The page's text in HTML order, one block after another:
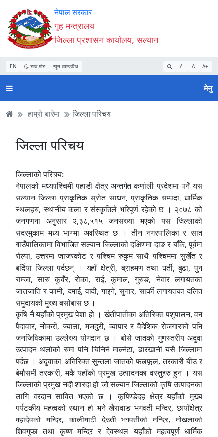
Accessibility
Mode
सुरु
गर्नुहोस्
सामाग्री
पढ्नुहाेस्
नेभिगेसन
पढ्नुहाेस्
वेबसाइट
खोजमा
जानुहोस्
नेपाल सरकार
गृह मन्त्रालय
जिल्ला प्रशासन कार्यालय, सल्यान
EN डार्क मोड न्यून व्यान्डविथ A- A A+
मेनु
हाम्राे बारेमा जिल्ला परिचय
जिल्ला परिचय
जिल्लाको परिचय:
नेपालको मध्यपश्चिमी पहाडी क्षेत्र अन्तर्गत कर्णाली प्रदेशमा पर्ने यस
सल्यान जिल्ला प्राकृतिक स्रोत साधन, प्राकृतिक सम्पदा, धार्मिक
स्थलहरु, स्थानीय कला र संस्कृतिले भरिपूर्ण रहेको छ । २०७८ को
जनगणना अनुसार २,३८,५१५ जनसंख्या भएको यस जिल्लाको
सदरमुकाम मध्य भागमा अवस्थित छ । तीन नगरपालिका र सात
गाउँपालिकामा विभाजित सल्यान जिल्लाको दक्षिणमा दाङ र बाँके, पूर्वमा
रोल्पा, उत्तरमा जाजरकोट र पश्चिम रुकुम साथै पश्चिममा सुर्खेत र
बर्दिया जिल्ला पर्दछन् । यहाँ क्षेत्री, ब्राहमण तथा घर्ती, बुढा, पुन
राम्जा, सारु कुवँर, रोका, राई, कुमाल, गुरुङ, नेवार लगायतका
जातजाति र कामी, दमाई, वादी, गाइने, सुनार, सार्की लगायतका दलित
समुदायको मुख्य बसोबास छ ।
कृषि नै यहाँको प्रमुख पेशा हो । खेतीपातीका अतिरिक्त पशुपालन, वन
पैदावार, नोकरी, ज्याला, मजदुरी, व्यापार र वैदेशिक रोजगारको पनि
जनजिविकामा उल्लेख्य योगदान छ । बोसे जातको गुणस्तरीय अदुवा
उत्पादन थलोको रुमा पनि चिनिने माल्नेटा, ढारखानी यसै जिल्लामा
पर्दछ । अदुवाका अतिरिक्त सुन्तला जातको फलफूल, तरकारी बीउ र
बेमौसमी तरकारी, मकै यहाँको प्रमुख उत्पादनका वस्तुहरु हुन । यस
जिल्लाको प्रमुख नदी शारदा हो जो सल्यान जिल्लाको कृषि उत्पादनका
लागि वरदान सावित भएको छ । कुपिण्डेदह क्षेत्र यहाँको मुख्य
पर्यटकीय महत्वको स्थान हो भने खैरावाङ भगवती मन्दिर, छायाँक्षेत्र
महादेवको मन्दिर, कालीमाटी देउती भगवतीको मन्दिर, मोखलाको
शिवगुफा तथा कृष्ण मन्दिर र देवस्थल यहाँको महत्वपूर्ण धार्मिक